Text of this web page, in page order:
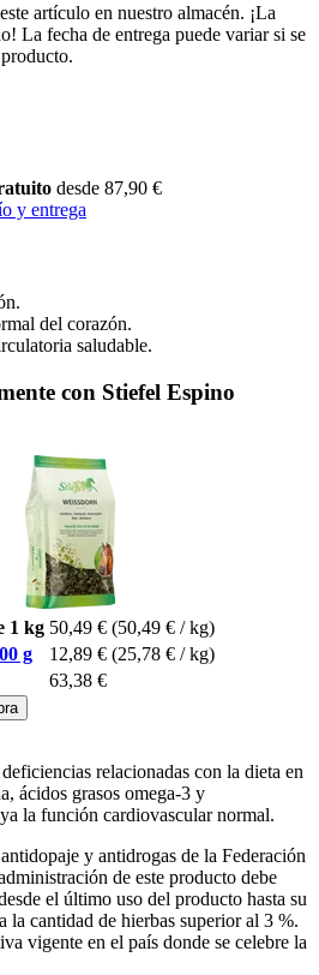
artículo en nuestro almacén. ¡La
La fecha de entrega puede variar si se
desde 87,90 €
y entrega
del corazón.
saludable.
con Stiefel Espino
1 kg 50,49 € (50,49 € / kg)
g
12,89 € (25,78 € / kg)
63,38 €
relacionadas con la dieta en
ácidos grasos omega-3 y
la función cardiovascular normal.
y antidrogas de la Federación
de este producto debe
el último uso del producto hasta su
la cantidad de hierbas superior al 3 %.
vigente en el país donde se celebre la